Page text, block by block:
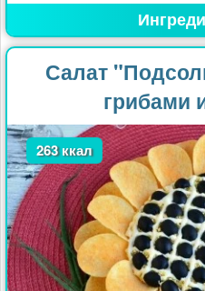
Салат
грибами
263 ккал